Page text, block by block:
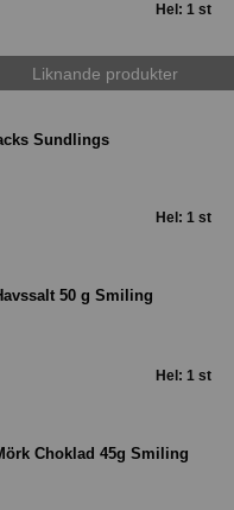
Hel: 1 st
Liknande produkter
Sundlings
Hel: 1 st
50 g Smiling
Hel: 1 st
Choklad 45g Smiling